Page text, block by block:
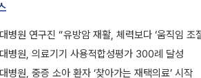
병원 연구진 “유방암 재활, 체력보다 ‘움직임 조
병원, 의료기기 사용적합성평가 300례 달성
병원, 중증 소아 환자 ‘찾아가는 재택의료’ 시작